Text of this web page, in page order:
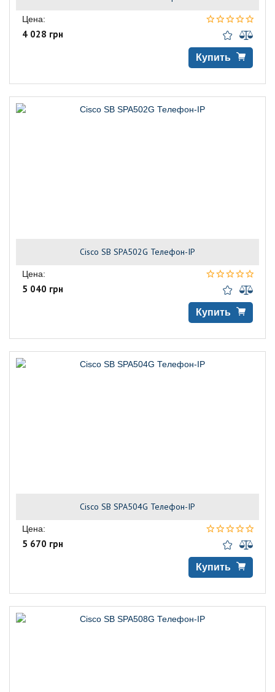
Цена:
4 028 грн
Купить
Cisco SB SPA502G Телефон-IP
Цена:
5 040 грн
Купить
Cisco SB SPA504G Телефон-IP
Цена:
5 670 грн
Купить